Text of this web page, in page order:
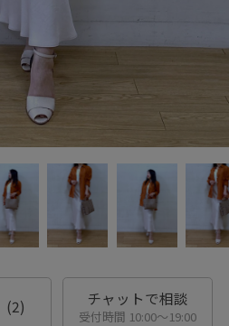
(2) チャットで相談
受付時間 10:00〜19:00